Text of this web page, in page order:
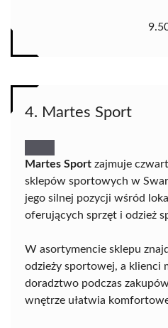
4. Martes Sport
Martes Sport zajmuje
sklepów sportowych w
jego silnej pozycji wśród
oferujących sprzęt i odzież
W asortymencie sklepu
odzieży sportowej, a klienci
doradztwo podczas
wnętrze ułatwia